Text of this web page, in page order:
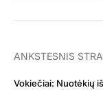
ANKSTESNIS
Vokiečiai: Nuotėkių